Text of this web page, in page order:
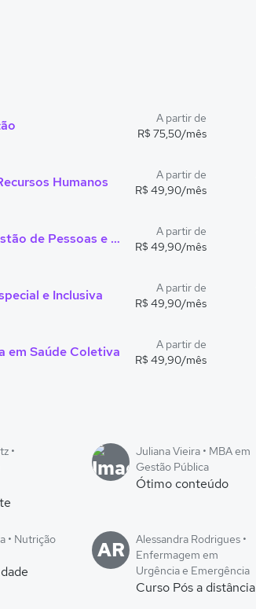
A partir de
R$ 75,50/mês
Humanos
A partir de
R$ 49,90/mês
MBA em Gestão de Pessoas e Liderança
A partir de
R$ 49,90/mês
e Inclusiva
A partir de
R$ 49,90/mês
em Saúde Coletiva
A partir de
R$ 49,90/mês
•
Juliana Vieira • MBA em
Gestão Pública
Ótimo conteúdo
• Nutrição
AR
Alessandra Rodrigues •
Enfermagem em
Urgência e Emergência
Curso Pós a distância